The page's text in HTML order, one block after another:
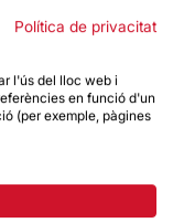
veure les
per primer
Política de privacitat
l'ús del lloc web i
en funció d'un
(per exemple, pàgines